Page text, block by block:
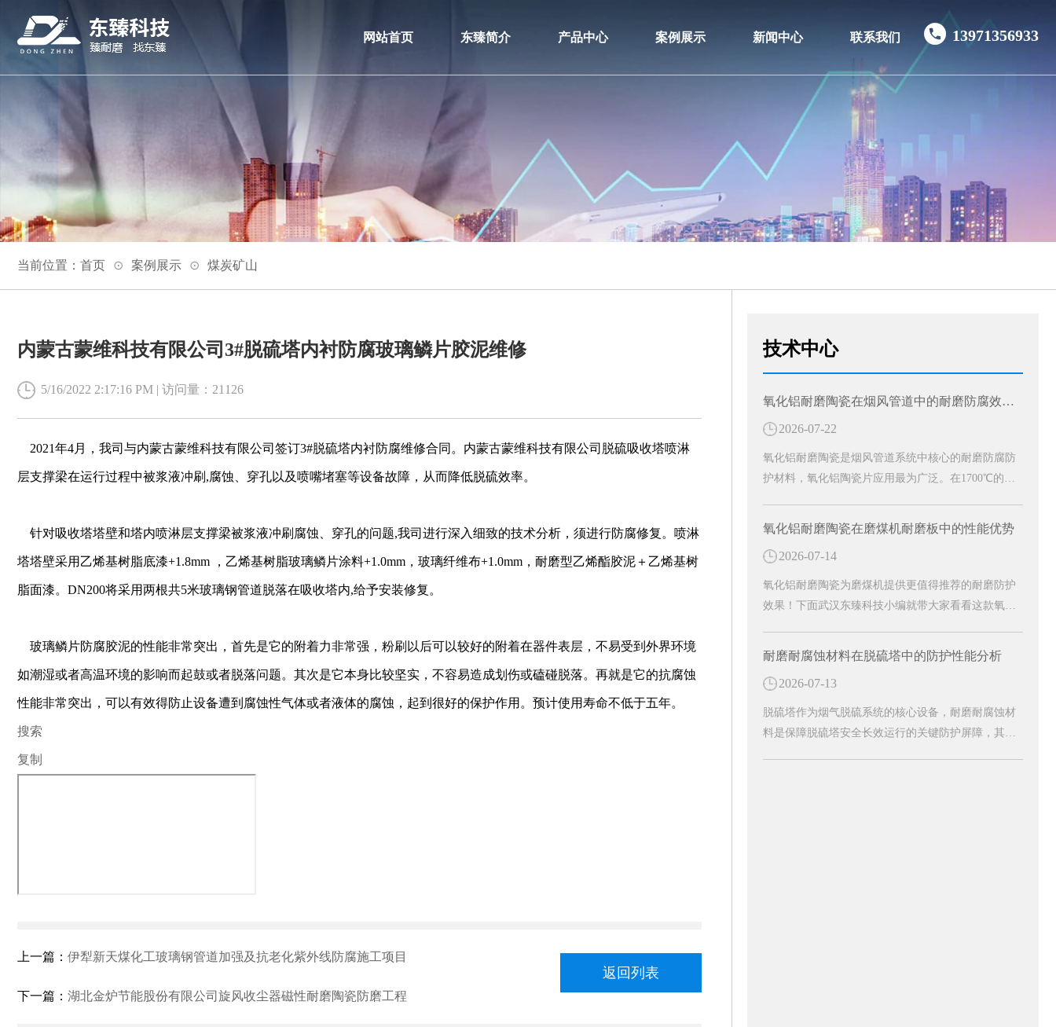
13971356933
网站首页 东臻简介 产品中心 案例展示 新闻中心 联系我们
当前位置： 首页 案例展示 煤炭矿山
内蒙古蒙维科技有限公司3#脱硫塔内衬防腐玻璃鳞片胶泥维修
5/16/2022 2:17:16 PM | 访问量：21126
2021年4月，我司与内蒙古蒙维科技有限公司签订3#脱硫塔内衬防腐维修合同。内蒙古蒙维科技有限公司脱硫吸收塔喷淋
层支撑梁在运行过程中被浆液冲刷,腐蚀、穿孔以及喷嘴堵塞等设备故障，从而降低脱硫效率。
针对吸收塔塔壁和塔内喷淋层支撑梁被浆液冲刷腐蚀、穿孔的问题,我司进行深入细致的技术分析，须进行防腐修复。喷淋
塔塔壁采用乙烯基树脂底漆+1.8mm ，乙烯基树脂玻璃鳞片涂料+1.0mm，玻璃纤维布+1.0mm，耐磨型乙烯酯胶泥＋乙烯基树
脂面漆。DN200将采用两根共5米玻璃钢管道脱落在吸收塔内,给予安装修复。
玻璃鳞片防腐胶泥的性能非常突出，首先是它的附着力非常强，粉刷以后可以较好的附着在器件表层，不易受到外界环境
如潮湿或者高温环境的影响而起鼓或者脱落问题。其次是它本身比较坚实，不容易造成划伤或磕碰脱落。再就是它的抗腐蚀
性能非常突出，可以有效得防止设备遭到腐蚀性气体或者液体的腐蚀，起到很好的保护作用。 预计使用寿命不低于五年。
搜索
复制
上一篇： 伊犁新天煤化工玻璃钢管道加强及抗老化紫外线防腐施工项目
下一篇： 湖北金炉节能股份有限公司旋风收尘器磁性耐磨陶瓷防磨工程
返回列表
技术中心
氧化铝耐磨陶瓷在烟风管道中的耐磨防腐效能分析
2026-07-22
氧化铝耐磨陶瓷是烟风管道系统中核心的耐磨防腐防
护材料，氧化铝陶瓷片应用最为广泛。在1700℃的高
保型的白色刚玉耐磨防护材料。成为工业烟风管道长
氧化铝耐磨陶瓷在磨煤机耐磨板中的性能优势
2026-07-14
氧化铝耐磨陶瓷为磨煤机提供更值得推荐的耐磨防护
效果！下面武汉东臻科技小编就带大家看看这款氧化
耐磨耐腐蚀材料在脱硫塔中的防护性能分析
2026-07-13
脱硫塔作为烟气脱硫系统的核心设备，耐磨耐腐蚀材
料是保障脱硫塔安全长效运行的关键防护屏障，其在